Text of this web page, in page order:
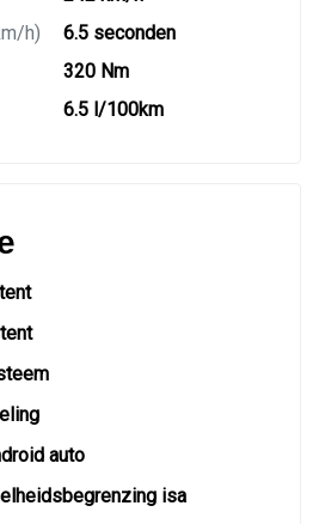
h)
6.5 seconden
320 Nm
6.5 l/100km
auto
isa